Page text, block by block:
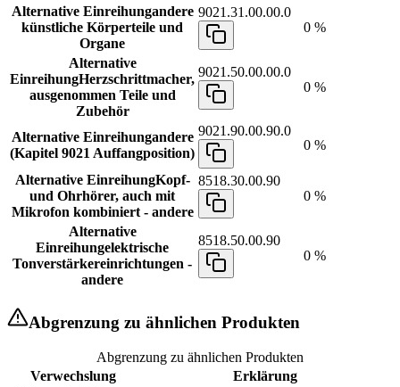
Alternative Einreihungandere
künstliche Körperteile und
Organe
9021.31.00.00.0
0 %
Alternative
EinreihungHerzschrittmacher,
ausgenommen Teile und
Zubehör
9021.50.00.00.0
0 %
Alternative Einreihungandere
(Kapitel 9021 Auffangposition)
9021.90.00.90.0
0 %
Alternative EinreihungKopf-
und Ohrhörer, auch mit
Mikrofon kombiniert - andere
8518.30.00.90
0 %
Alternative
Einreihungelektrische
Tonverstärkereinrichtungen -
andere
8518.50.00.90
0 %
Abgrenzung zu ähnlichen Produkten
Abgrenzung zu ähnlichen Produkten
Verwechslung
Erklärung